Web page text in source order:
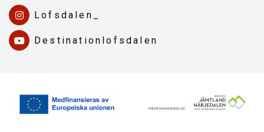
Lofsdalen_
Destinationlofsdalen